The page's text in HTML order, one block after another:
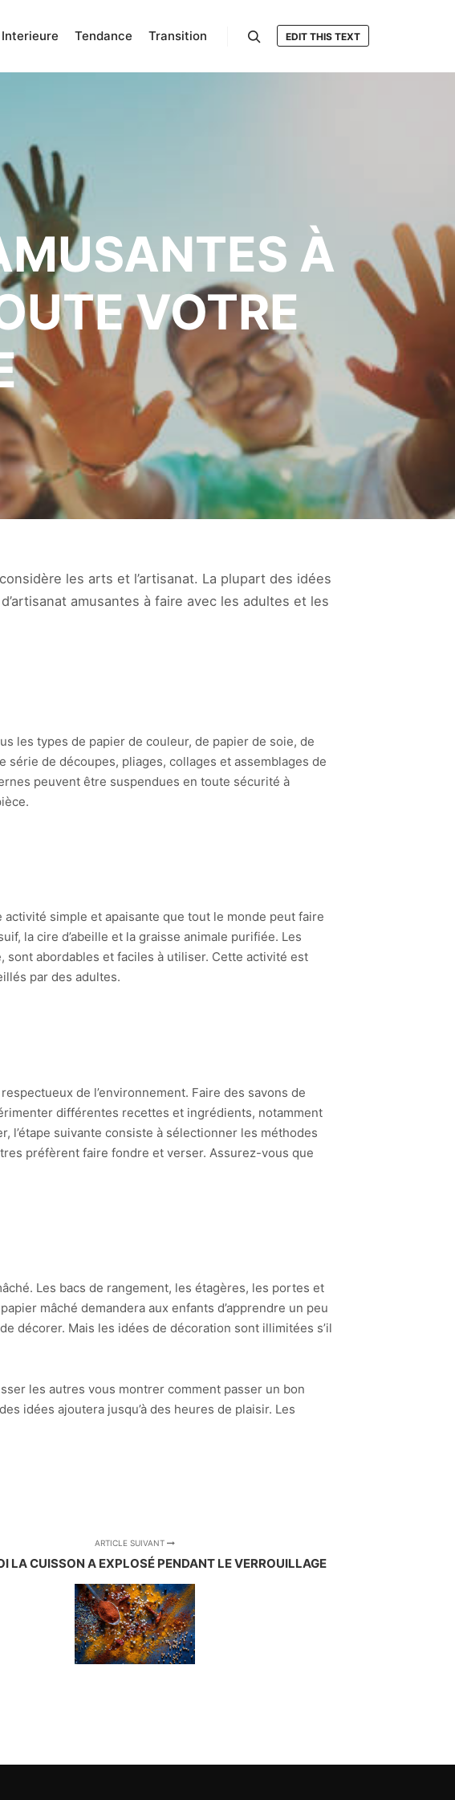
Interieure Tendance Transition EDIT THIS TEXT
À
VOTRE
les arts et l’artisanat. La plupart des idées
amusantes à faire avec les adultes et les
les types de papier de couleur, de papier de soie, de
de découpes, pliages, collages et assemblages de
peuvent être suspendues en toute sécurité à
simple et apaisante que tout le monde peut faire
la cire d’abeille et la graisse animale purifiée. Les
abordables et faciles à utiliser. Cette activité est
par des adultes.
de l’environnement. Faire des savons de
différentes recettes et ingrédients, notamment
l’étape suivante consiste à sélectionner les méthodes
préfèrent faire fondre et verser. Assurez-vous que
Les bacs de rangement, les étagères, les portes et
mâché demandera aux enfants d’apprendre un peu
décorer. Mais les idées de décoration sont illimitées s’il
les autres vous montrer comment passer un bon
idées ajoutera jusqu’à des heures de plaisir. Les
ARTICLE SUIVANT
LA CUISSON A EXPLOSÉ PENDANT LE VERROUILLAGE